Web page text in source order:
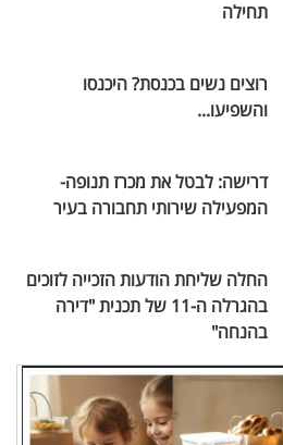
תחילה
רוצים נשים בכנסת? היכנסו
והשפיעו...
דרישה: לבטל את מכרז תנופה-
המפעילה שירותי תחבורה בעיר
החלה שליחת הודעות הזכייה לזוכים
בהגרלה ה-11 של תכנית "דירה
בהנחה"